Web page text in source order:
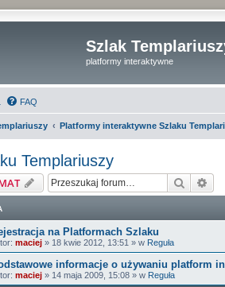
Szlak
platformy interaktywne
FAQ
Platformy interaktywne Szlaku
Templariuszy
Szukaj
na Platformach Szlaku
maciej » 18 kwie 2012, 13:51 » w Reguła
informacje o używaniu platform
maciej » 14 maja 2009, 15:08 » w Reguła